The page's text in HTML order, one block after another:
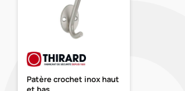
Patère crochet inox haut